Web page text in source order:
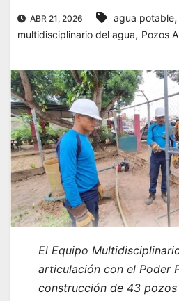
ABR 21, 2026 agua potable,
multidisciplinario del agua, Pozos
El Equipo
articulación con el Poder
construcción de 43